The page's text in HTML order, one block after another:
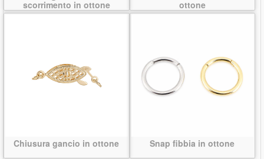
scorrimento in ottone
ottone
Chiusura gancio in ottone Snap fibbia in ottone